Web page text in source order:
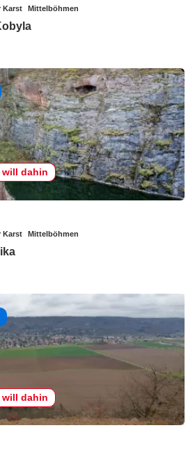
Karst Mittelböhmen
will dahin
Karst Mittelböhmen
will dahin